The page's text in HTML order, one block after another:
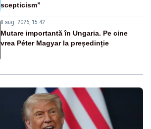
scepticism”
8 aug. 2026, 15:42
Mutare importantă în Ungaria. Pe cine
vrea Péter Magyar la președinție